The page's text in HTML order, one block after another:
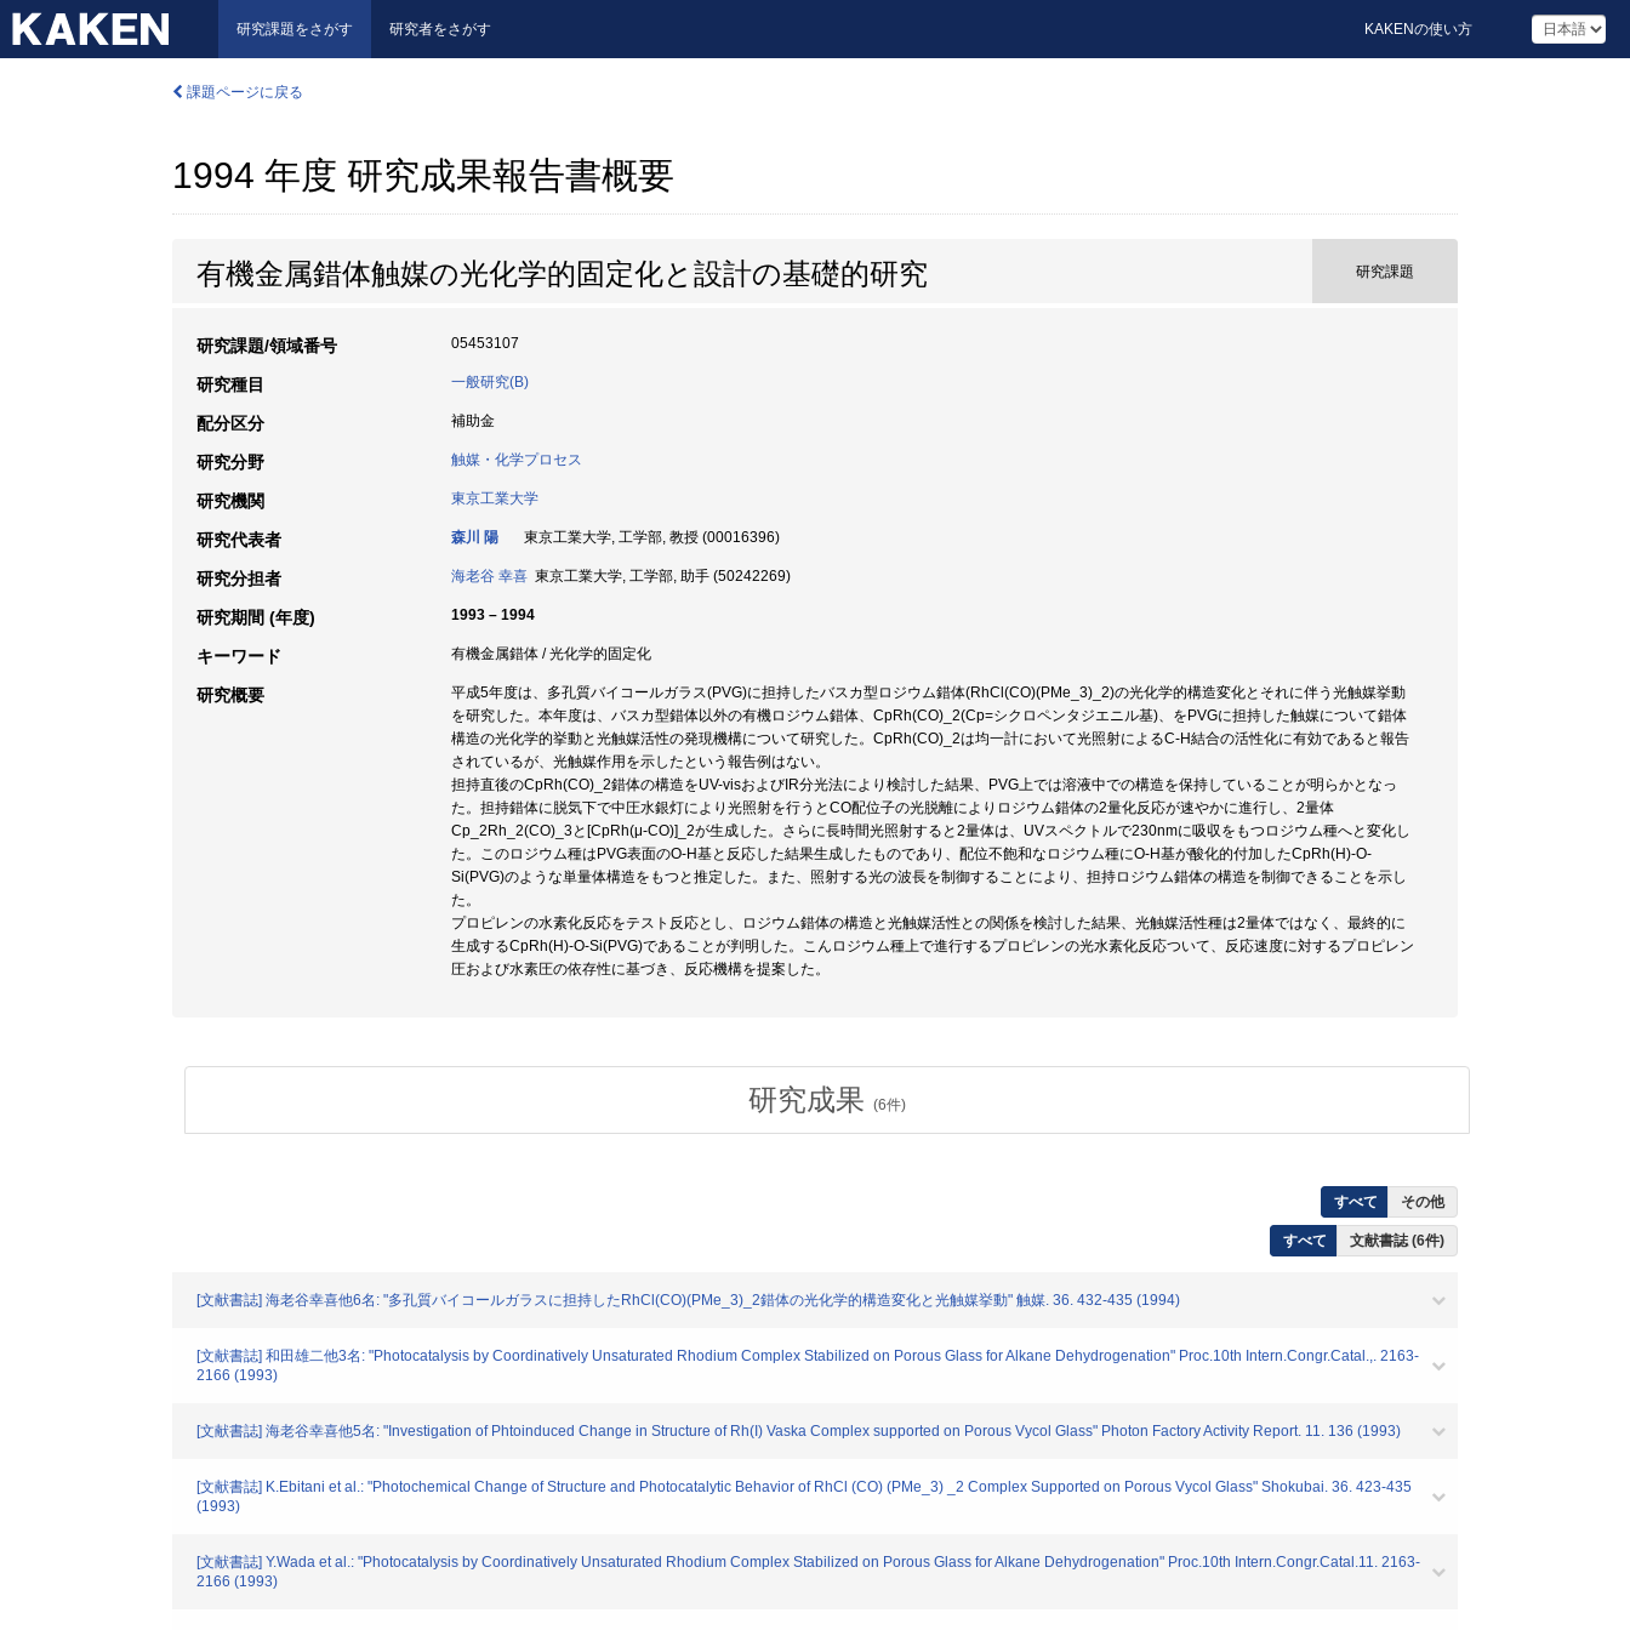
研究課題をさがす 研究者をさがす KAKENの使い方
課題ページに戻る
1994 年度 研究成果報告書概要
有機金属錯体触媒の光化学的固定化と設計の基礎的研究 研究課題
研究課題/領域番号 05453107
研究種目 一般研究(B)
配分区分 補助金
研究分野 触媒・化学プロセス
研究機関 東京工業大学
研究代表者 森川 陽 東京工業大学, 工学部, 教授 (00016396)
研究分担者 海老谷 幸喜 東京工業大学, 工学部, 助手 (50242269)
研究期間 (年度) 1993 – 1994
キーワード 有機金属錯体 / 光化学的固定化
研究概要
平成5年度は、多孔質バイコールガラス(PVG)に担持したバスカ型ロジウム錯体(RhCl(CO)(PMe_3)_2)の光化学的構造変化とそれに伴う光触媒挙動
を研究した。本年度は、バスカ型錯体以外の有機ロジウム錯体、CpRh(CO)_2(Cp=シクロペンタジエニル基)、をPVGに担持した触媒について錯体
構造の光化学的挙動と光触媒活性の発現機構について研究した。CpRh(CO)_2は均一計において光照射によるC-H結合の活性化に有効であると報告
されているが、光触媒作用を示したという報告例はない。
担持直後のCpRh(CO)_2錯体の構造をUV-visおよびIR分光法により検討した結果、PVG上では溶液中での構造を保持していることが明らかとなっ
た。担持錯体に脱気下で中圧水銀灯により光照射を行うとCO配位子の光脱離によりロジウム錯体の2量化反応が速やかに進行し、2量体
Cp_2Rh_2(CO)_3と[CpRh(μ-CO)]_2が生成した。さらに長時間光照射すると2量体は、UVスペクトルで230nmに吸収をもつロジウム種へと変化し
た。このロジウム種はPVG表面のO-H基と反応した結果生成したものであり、配位不飽和なロジウム種にO-H基が酸化的付加したCpRh(H)-O-
Si(PVG)のような単量体構造をもつと推定した。また、照射する光の波長を制御することにより、担持ロジウム錯体の構造を制御できることを示し
た。
プロピレンの水素化反応をテスト反応とし、ロジウム錯体の構造と光触媒活性との関係を検討した結果、光触媒活性種は2量体ではなく、最終的に
生成するCpRh(H)-O-Si(PVG)であることが判明した。こんロジウム種上で進行するプロピレンの光水素化反応ついて、反応速度に対するプロピレン
圧および水素圧の依存性に基づき、反応機構を提案した。
研究成果 (6件)
すべて その他
すべて 文献書誌 (6件)
[文献書誌] 海老谷幸喜他6名: "多孔質バイコールガラスに担持したRhCl(CO)(PMe_3)_2錯体の光化学的構造変化と光触媒挙動" 触媒. 36. 432-435 (1994)
[文献書誌] 和田雄二他3名: "Photocatalysis by Coordinatively Unsaturated Rhodium Complex Stabilized on Porous Glass for Alkane Dehydrogenation" Proc.10th Intern.Congr.Catal.,. 2163-
2166 (1993)
[文献書誌] 海老谷幸喜他5名: "Investigation of Phtoinduced Change in Structure of Rh(I) Vaska Complex supported on Porous Vycol Glass" Photon Factory Activity Report. 11. 136 (1993)
[文献書誌] K.Ebitani et al.: "Photochemical Change of Structure and Photocatalytic Behavior of RhCl (CO) (PMe_3) _2 Complex Supported on Porous Vycol Glass" Shokubai. 36. 423-435
(1993)
[文献書誌] Y.Wada et al.: "Photocatalysis by Coordinatively Unsaturated Rhodium Complex Stabilized on Porous Glass for Alkane Dehydrogenation" Proc.10th Intern.Congr.Catal.11. 2163-
2166 (1993)